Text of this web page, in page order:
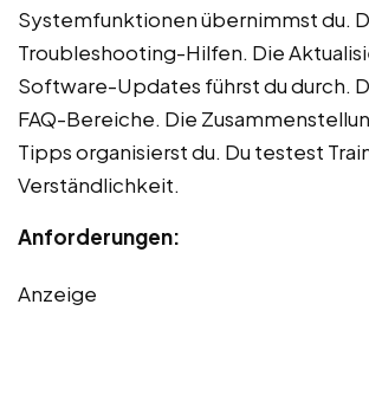
Systemfunktionen übernimmst du.
Troubleshooting-Hilfen. Die
Software-Updates führst du durch.
FAQ-Bereiche. Die
Tipps organisierst du. Du testest
Verständlichkeit.
Anforderungen:
Anzeige